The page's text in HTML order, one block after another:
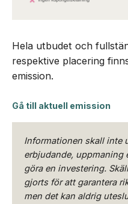
Hela utbudet och
respektive placering
emission.
Gå till aktuell emission
Informationen skall inte
erbjudande, uppmaning
göra en investering.
gjorts för att garantera
men det kan aldrig